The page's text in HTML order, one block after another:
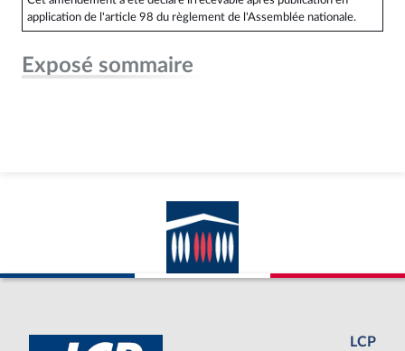
application de l'article 98 du règlement de l'Assemblée nationale.
Exposé sommaire
LCP